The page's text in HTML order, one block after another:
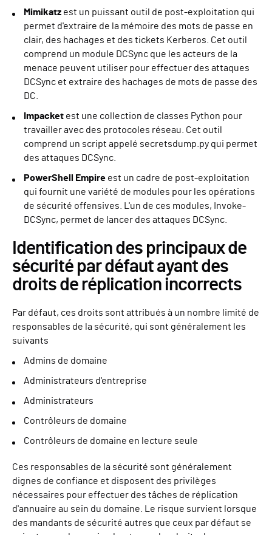
Mimikatz est un puissant outil de post-exploitation qui
permet d'extraire de la mémoire des mots de passe en
clair, des hachages et des tickets Kerberos. Cet outil
comprend un module DCSync que les acteurs de la
menace peuvent utiliser pour effectuer des attaques
DCSync et extraire des hachages de mots de passe des
DC.
Impacket est une collection de classes Python pour
travailler avec des protocoles réseau. Cet outil
comprend un script appelé secretsdump.py qui permet
des attaques DCSync.
PowerShell Empire est un cadre de post-exploitation
qui fournit une variété de modules pour les opérations
de sécurité offensives. L'un de ces modules, Invoke-
DCSync, permet de lancer des attaques DCSync.
Identification des principaux de
sécurité par défaut ayant des
droits de réplication incorrects
Par défaut, ces droits sont attribués à un nombre limité de
responsables de la sécurité, qui sont généralement les
suivants
Admins de domaine
Administrateurs d'entreprise
Administrateurs
Contrôleurs de domaine
Contrôleurs de domaine en lecture seule
Ces responsables de la sécurité sont généralement
dignes de confiance et disposent des privilèges
nécessaires pour effectuer des tâches de réplication
d'annuaire au sein du domaine. Le risque survient lorsque
des mandants de sécurité autres que ceux par défaut se